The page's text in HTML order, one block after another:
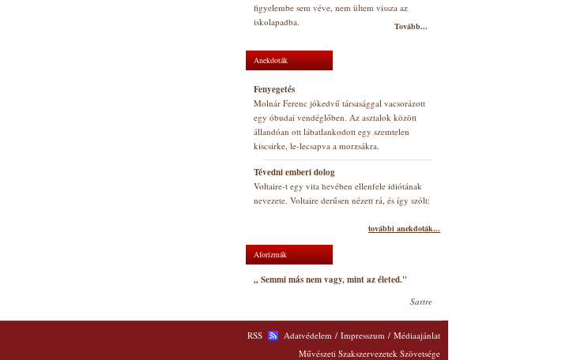
figyelembe sem véve, nem ültem vissza az
iskolapadba.
Tovább...
Anekdoták
Fenyegetés
Molnár Ferenc jókedvű társasággal vacsorázott
egy óbudai vendéglőben. Az asztalok között
állandóan ott lábatlankodott egy szemtelen
kiscsirke, le-lecsapva a morzsákra.
Tévedni emberi dolog
Voltaire-t egy vita hevében ellenfele idiótának
nevezete. Voltaire derűsen nézett rá, és így szólt:
további anekdoták...
Aforizmák
„ Semmi más nem vagy, mint az életed."
Sartre
RSS Adatvédelem / Impresszum / Médiaajánlat
Művészeti Szakszervezetek Szövetsége